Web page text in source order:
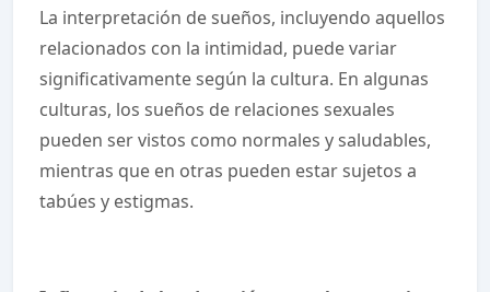
La interpretación de sueños, incluyendo aquellos
relacionados con la intimidad, puede variar
significativamente según la cultura. En algunas
culturas, los sueños de relaciones sexuales
pueden ser vistos como normales y saludables,
mientras que en otras pueden estar sujetos a
tabúes y estigmas.